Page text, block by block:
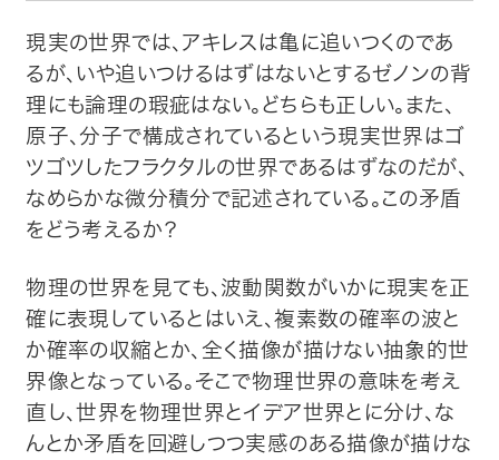
メディア紹介
購入方法
お問い合わせ
画像・文章の使用について
企業情報
現実の世界では、アキレスは亀に追いつくのであ
るが、いや追いつけるはずはないとするゼノンの背
理にも論理の瑕疵はない。どちらも正しい。また、
原子、分子で構成されているという現実世界はゴ
ツゴツしたフラクタルの世界であるはずなのだが、
なめらかな微分積分で記述されている。この矛盾
をどう考えるか？
物理の世界を見ても、波動関数がいかに現実を正
確に表現しているとはいえ、複素数の確率の波と
か確率の収縮とか、全く描像が描けない抽象的世
界像となっている。そこで物理世界の意味を考え
直し、世界を物理世界とイデア世界とに分け、な
んとか矛盾を回避しつつ実感のある描像が描けな